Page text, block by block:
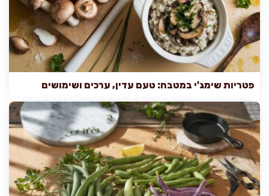
פטריות שימג'י במטבח: טעם עדין, ערכים ושימושים